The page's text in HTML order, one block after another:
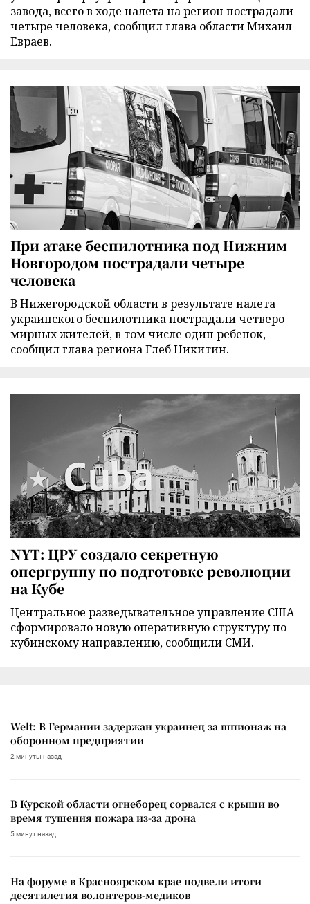
завода, всего в ходе налета на регион пострадали
четыре человека, сообщил глава области Михаил
Евраев.
При атаке беспилотника под Нижним
Новгородом пострадали четыре
человека
В Нижегородской области в результате налета
украинского беспилотника пострадали четверо
мирных жителей, в том числе один ребенок,
сообщил глава региона Глеб Никитин.
NYT: ЦРУ создало секретную
опергруппу по подготовке революции
на Кубе
Центральное разведывательное управление США
сформировало новую оперативную структуру по
кубинскому направлению, сообщили СМИ.
Welt: В Германии задержан украинец за шпионаж на
оборонном предприятии
2 минуты назад
В Курской области огнеборец сорвался с крыши во
время тушения пожара из-за дрона
5 минут назад
На форуме в Красноярском крае подвели итоги
десятилетия волонтеров-медиков